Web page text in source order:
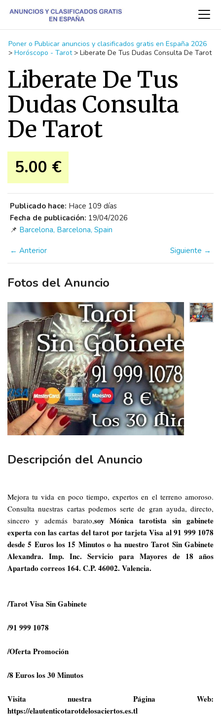
Poner o Publicar anuncios y clasificados gratis en España 2026
> Horóscopo - Tarot > Liberate De Tus Dudas Consulta De Tarot
Liberate De Tus
Dudas Consulta
De Tarot
5.00 €
Publicado hace: Hace 109 días
Fecha de publicación: 19/04/2026
📌 Barcelona, Barcelona, Spain
← Anterior Siguiente →
Fotos del Anuncio
Descripción del Anuncio
Mejora tu vida en poco tiempo, expertos en el terreno amoroso.
Consulta nuestras cartas podemos serte de gran ayuda, directo,
sincero y además barato,soy Mónica tarotista sin gabinete
experta con las cartas del tarot por tarjeta Visa al 91 999 1078
desde 5 Euros los 15 Minutos o ha nuestro Tarot Sin Gabinete
Alexandra. Imp. Inc. Servicio para Mayores de 18 años
Apartado correos 164. C.P. 46002. Valencia.
/Tarot Visa Sin Gabinete
/91 999 1078
/Oferta Promoción
/8 Euros los 30 Minutos
Visita nuestra Página Web:
https://elautenticotarotdelosaciertos.es.tl